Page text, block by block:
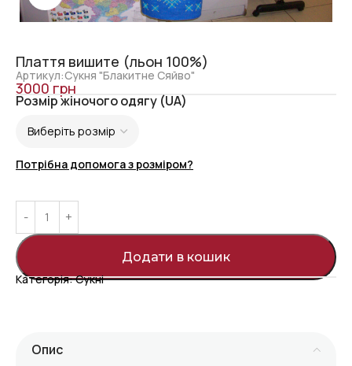
Плаття вишите (льон 100%)
Артикул:Сукня "Блакитне Сяйво"
3000грн
Розмір жіночого одягу (UA)
Потрібна допомога з розміром?
Додати в кошик
Категорія:Сукні
Опис